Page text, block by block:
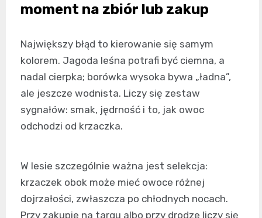
moment na zbiór lub zakup
Największy błąd to kierowanie się samym
kolorem. Jagoda leśna potrafi być ciemna, a
nadal cierpka; borówka wysoka bywa „ładna”,
ale jeszcze wodnista. Liczy się zestaw
sygnałów: smak, jędrność i to, jak owoc
odchodzi od krzaczka.
W lesie szczególnie ważna jest selekcja:
krzaczek obok może mieć owoce różnej
dojrzałości, zwłaszcza po chłodnych nocach.
Przy zakupie na targu albo przy drodze liczy się